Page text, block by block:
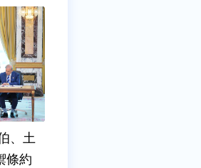
、土
條約